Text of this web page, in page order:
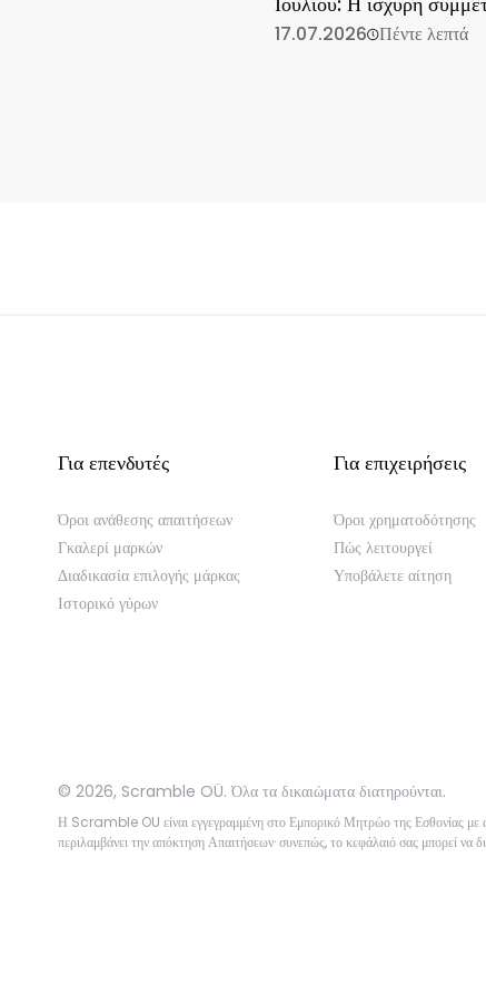
συνεχίζεται
17.07.2026 Πέντε λεπτά
Για επενδυτές
Όροι ανάθεσης απαιτήσεων
Γκαλερί μαρκών
Διαδικασία επιλογής μάρκας
Ιστορικό γύρων
Για επιχειρήσεις
Όροι χρηματοδότησης
Πώς λειτουργεί
Υποβάλετε αίτηση
© 2026, Scramble OÜ. Όλα τα δικαιώματα διατηρούνται.
Η Scramble OU είναι εγγεγραμμένη στο Εμπορικό Μητρώο της
περιλαμβάνει την απόκτηση Απαιτήσεων· συνεπώς, το κεφάλαιό σας μπορεί να